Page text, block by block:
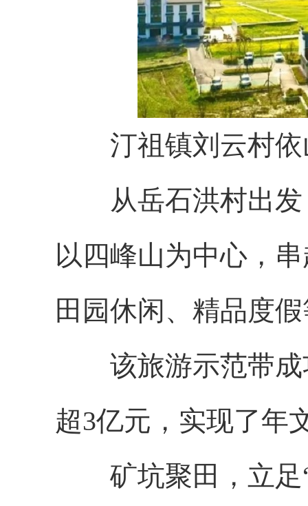
汀祖镇刘云村
从岳石洪村出发
以四峰山为中心，
田园休闲、精品度
该旅游示范带成
超3亿元，实现了年
矿坑聚田，立足“